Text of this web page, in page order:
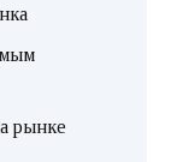
рынке